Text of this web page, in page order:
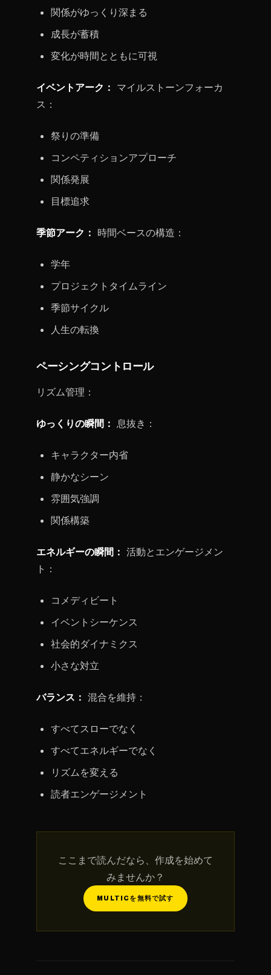
関係がゆっくり深まる
成長が蓄積
変化が時間とともに可視
イベントアーク： マイルストーンフォーカ
ス：
祭りの準備
コンペティションアプローチ
関係発展
目標追求
季節アーク： 時間ベースの構造：
学年
プロジェクトタイムライン
季節サイクル
人生の転換
ペーシングコントロール
リズム管理：
ゆっくりの瞬間： 息抜き：
キャラクター内省
静かなシーン
雰囲気強調
関係構築
エネルギーの瞬間： 活動とエンゲージメン
ト：
コメディビート
イベントシーケンス
社会的ダイナミクス
小さな対立
バランス： 混合を維持：
すべてスローでなく
すべてエネルギーでなく
リズムを変える
読者エンゲージメント
ここまで読んだなら、作成を始めて
みませんか？
MULTICを無料で試す